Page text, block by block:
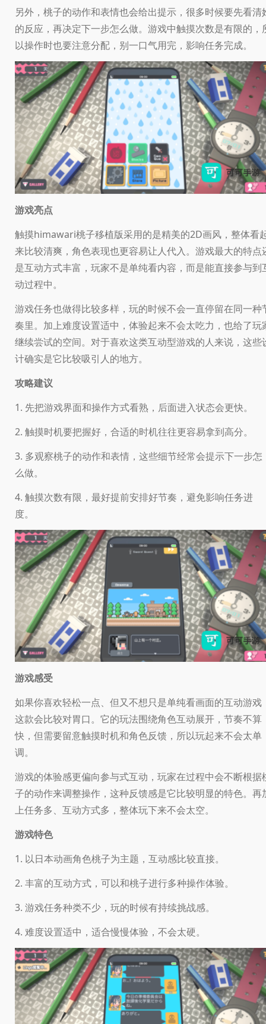
另外，桃子的动作和表情也会给出提示，很多时候要先看清
的反应，再决定下一步怎么做。游戏中触摸次数是有限的，
以操作时也要注意分配，别一口气用完，影响任务完成。
游戏亮点
触摸himawari桃子移植版采用的是精美的2D画风，整体看
来比较清爽，角色表现也更容易让人代入。游戏最大的特点
是互动方式丰富，玩家不是单纯看内容，而是能直接参与到
动过程中。
游戏任务也做得比较多样，玩的时候不会一直停留在同一种
奏里。加上难度设置适中，体验起来不会太吃力，也给了玩
继续尝试的空间。对于喜欢这类互动型游戏的人来说，这些
计确实是它比较吸引人的地方。
攻略建议
1. 先把游戏界面和操作方式看熟，后面进入状态会更快。
2. 触摸时机要把握好，合适的时机往往更容易拿到高分。
3. 多观察桃子的动作和表情，这些细节经常会提示下一步怎
么做。
4. 触摸次数有限，最好提前安排好节奏，避免影响任务进
度。
游戏感受
如果你喜欢轻松一点、但又不想只是单纯看画面的互动游戏
这款会比较对胃口。它的玩法围绕角色互动展开，节奏不算
快，但需要留意触摸时机和角色反馈，所以玩起来不会太单
调。
游戏的体验感更偏向参与式互动，玩家在过程中会不断根据
子的动作来调整操作，这种反馈感是它比较明显的特色。再
上任务多、互动方式多，整体玩下来不会太空。
游戏特色
1. 以日本动画角色桃子为主题，互动感比较直接。
2. 丰富的互动方式，可以和桃子进行多种操作体验。
3. 游戏任务种类不少，玩的时候有持续挑战感。
4. 难度设置适中，适合慢慢体验，不会太硬。